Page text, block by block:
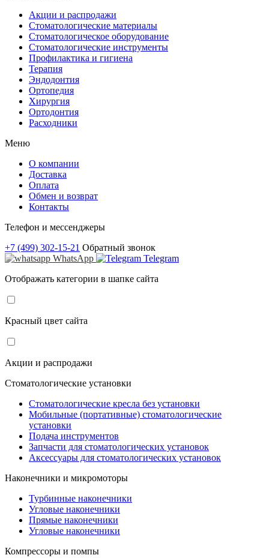
Акции и распродажи
Стоматологические материалы
Стоматологическое оборудование
Стоматологические инструменты
Профилактика и гигиена
Терапия
Эндодонтия
Ортопедия
Хирургия
Ортодонтия
Расходники
Меню
О компании
Доставка
Оплата
Обмен и возврат
Контакты
Телефон и мессенджеры
+7 (499) 302-15-21 Обратный звонок
WhatsApp
Telegram
Отображать категории в шапке сайта
Красный цвет сайта
Акции и распродажи
Стоматологические установки
Стоматологические кресла без установки
Мобильные (портативные) стоматологические
установки
Подача инструментов
Запчасти для стоматологических установок
Аксессуары для стоматологических установок
Наконечники и микромоторы
Турбинные наконечники
Угловые наконечники
Прямые наконечники
Угловые наконечники
Компрессоры и помпы